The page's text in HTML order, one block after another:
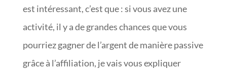
est intéressant, c’est que : si vous avez une
activité, il y a de grandes chances que vous
pourriez gagner de l’argent de manière passive
grâce à l’affiliation, je vais vous expliquer